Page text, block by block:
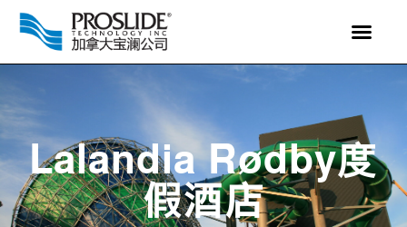
Lalandia Rødby度
假酒店